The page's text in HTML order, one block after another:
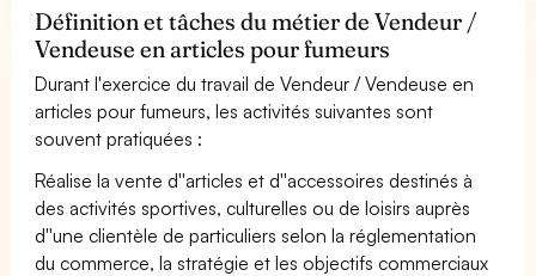
Définition et tâches du métier de Vendeur /
Vendeuse en articles pour fumeurs
Durant l'exercice du travail de Vendeur / Vendeuse en
articles pour fumeurs, les activités suivantes sont
souvent pratiquées :
Réalise la vente d''articles et d''accessoires destinés à
des activités sportives, culturelles ou de loisirs auprès
d''une clientèle de particuliers selon la réglementation
du commerce, la stratégie et les objectifs commerciaux